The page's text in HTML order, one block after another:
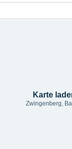
Karte
Zwingenberg,